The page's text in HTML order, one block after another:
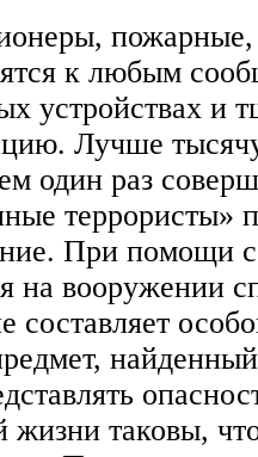
пожарные,
к любым
устройствах и
Лучше
один раз
террористы»
При помощи
на вооружении
составляет
жизни таковы,